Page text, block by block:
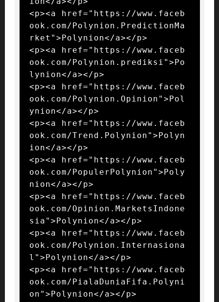
<p><a href="https://www.faceb
ook.com/Polynion.PredictionMa
rket">Polynion</a></p>
<p><a href="https://www.faceb
ook.com/Polynion.prediksi">Po
lynion</a></p>
<p><a href="https://www.faceb
ook.com/Polynion.Opinion">Pol
ynion</a></p>
<p><a href="https://www.faceb
ook.com/Trend.Polynion">Polyn
ion</a></p>
<p><a href="https://www.faceb
ook.com/PopulerPolynion">Poly
nion</a></p>
<p><a href="https://www.faceb
ook.com/Opinion.MarketsIndone
sia">Polynion</a></p>
<p><a href="https://www.faceb
ook.com/Polynion.Internasiona
l">Polynion</a></p>
<p><a href="https://www.faceb
ook.com/PialaDuniaFifa.Polyni
on">Polynion</a></p>